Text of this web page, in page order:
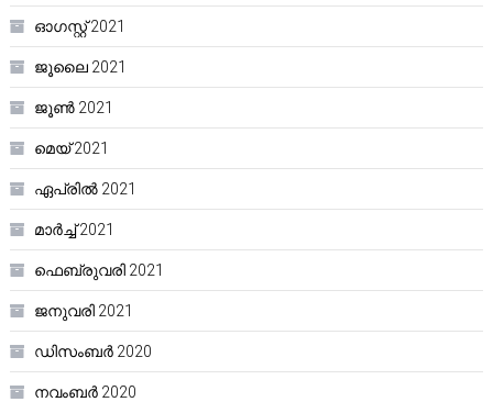
ഓഗസ്റ്റ്‌ 2021
ജൂലൈ 2021
ജൂൺ 2021
മെയ്‌ 2021
ഏപ്രിൽ 2021
മാർച്ച്‌ 2021
ഫെബ്രുവരി 2021
ജനുവരി 2021
ഡിസംബർ 2020
നവംബർ 2020